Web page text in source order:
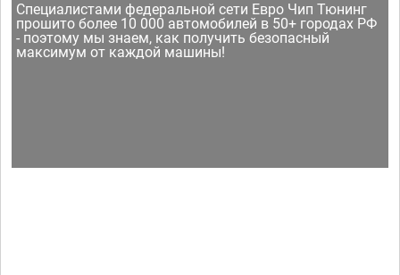
Специалистами федеральной сети Евро Чип Тюнинг
прошито более 10 000 автомобилей в 50+ городах РФ
- поэтому мы знаем, как получить безопасный
максимум от каждой машины!